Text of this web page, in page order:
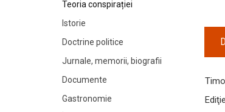
Teoria conspirației
Istorie
Doctrine politice
Jurnale, memorii, biografii
Documente
Gastronomie